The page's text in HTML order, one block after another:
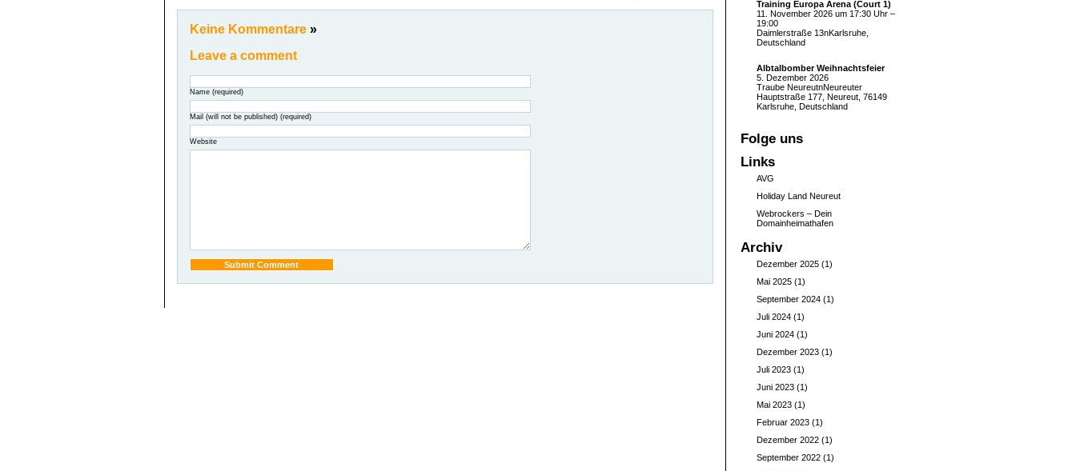
Training Europa Arena (Court 1)
11. November 2026 um 17:30 Uhr –
19:00
Daimlerstraße 13nKarlsruhe,
Deutschland
Albtalbomber Weihnachtsfeier
5. Dezember 2026
Traube NeureutnNeureuter
Hauptstraße 177, Neureut, 76149
Karlsruhe, Deutschland
Folge uns
Links
AVG
Holiday Land Neureut
Webrockers – Dein
Domainheimathafen
Archiv
Dezember 2025(1)
Mai 2025(1)
September 2024(1)
Juli 2024(1)
Juni 2024(1)
Dezember 2023(1)
Juli 2023(1)
Juni 2023(1)
Mai 2023(1)
Februar 2023(1)
Dezember 2022(1)
September 2022(1)
Keine Kommentare »
Leave a comment
Name (required)
Mail (will not be published) (required)
Website